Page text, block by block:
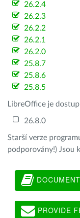
26.2.4
26.2.3
26.2.2
26.2.1
26.2.0
25.8.7
25.8.6
25.8.5
LibreOffice je
26.8.0
Starší verze
podporovány!) Jsou
PROVIDE